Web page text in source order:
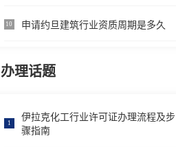
10 申请约旦建筑行业资质周期是多久
办理话题
1
伊拉克化工行业许可证办理流程及步
骤指南